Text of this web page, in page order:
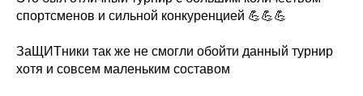
спортсменов и сильной конкуренцией 💪💪💪
ЗаЩИТники так же не смогли обойти данный турнир
хотя и совсем маленьким составом